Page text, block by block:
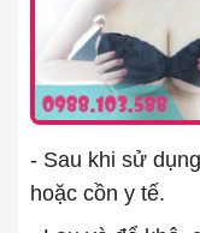
- Sau khi sử
hoặc cồn y tế.